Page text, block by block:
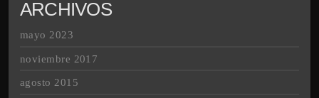
ARCHIVOS
mayo 2023
noviembre 2017
agosto 2015